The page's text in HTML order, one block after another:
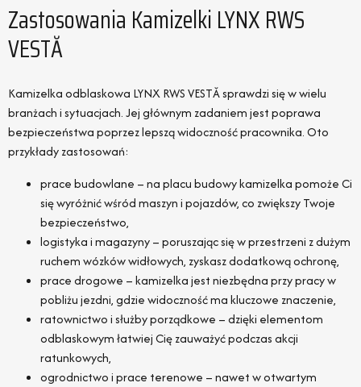
Zastosowania Kamizelki LYNX RWS
VESTĂ
Kamizelka odblaskowa LYNX RWS VESTĂ sprawdzi się w wielu
branżach i sytuacjach. Jej głównym zadaniem jest poprawa
bezpieczeństwa poprzez lepszą widoczność pracownika. Oto
przykłady zastosowań:
prace budowlane – na placu budowy kamizelka pomoże Ci
się wyróżnić wśród maszyn i pojazdów, co zwiększy Twoje
bezpieczeństwo,
logistyka i magazyny – poruszając się w przestrzeni z dużym
ruchem wózków widłowych, zyskasz dodatkową ochronę,
prace drogowe – kamizelka jest niezbędna przy pracy w
pobliżu jezdni, gdzie widoczność ma kluczowe znaczenie,
ratownictwo i służby porządkowe – dzięki elementom
odblaskowym łatwiej Cię zauważyć podczas akcji
ratunkowych,
ogrodnictwo i prace terenowe – nawet w otwartym